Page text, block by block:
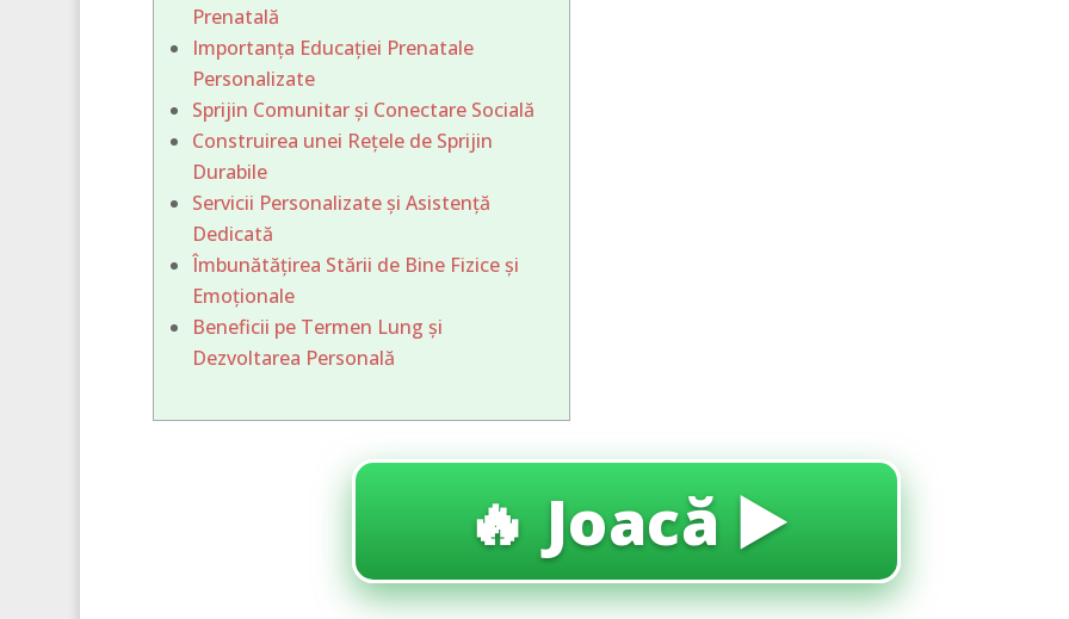
Prenatală
Importanța Educației Prenatale
Personalizate
Sprijin Comunitar și Conectare Socială
Construirea unei Rețele de Sprijin
Durabile
Servicii Personalizate și Asistență
Dedicată
Îmbunătățirea Stării de Bine Fizice și
Emoționale
Beneficii pe Termen Lung și
Dezvoltarea Personală
🔥 Joacă ▶️